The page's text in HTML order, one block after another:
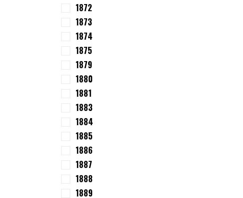
1872
1873
1874
1875
1879
1880
1881
1883
1884
1885
1886
1887
1888
1889